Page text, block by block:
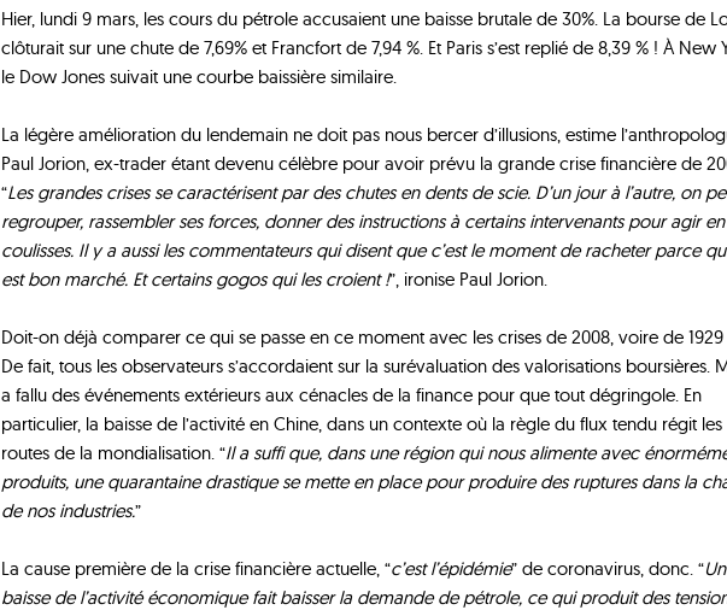
Hier, lundi 9 mars, les cours du pétrole accusaient une baisse brutale de 30%. La bourse de
clôturait sur une chute de 7,69% et Francfort de 7,94 %. Et Paris s’est replié de 8,39 % ! À New
le Dow Jones suivait une courbe baissière similaire.
La légère amélioration du lendemain ne doit pas nous bercer d’illusions, estime
Paul Jorion, ex-trader étant devenu célèbre pour avoir prévu la grande crise financière de
“Les grandes crises se caractérisent par des chutes en dents de scie. D’un jour à l’autre, on
regrouper, rassembler ses forces, donner des instructions à certains intervenants pour agir en
coulisses. Il y a aussi les commentateurs qui disent que c’est le moment de racheter parce
est bon marché. Et certains gogos qui les croient !”, ironise Paul Jorion.
Doit-on déjà comparer ce qui se passe en ce moment avec les crises de 2008, voire de 1929
De fait, tous les observateurs s’accordaient sur la surévaluation des valorisations boursières.
a fallu des événements extérieurs aux cénacles de la finance pour que tout dégringole. En
particulier, la baisse de l’activité en Chine, dans un contexte où la règle du flux tendu régit les
routes de la mondialisation. “Il a suffi que, dans une région qui nous alimente avec
produits, une quarantaine drastique se mette en place pour produire des ruptures dans la
de nos industries.”
La cause première de la crise financière actuelle, “c’est l’épidémie” de coronavirus, donc. “
baisse de l’activité économique fait baisser la demande de pétrole, ce qui produit des